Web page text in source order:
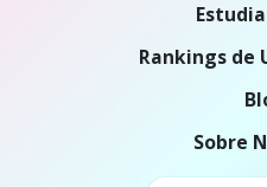
Rankings de
Sobre